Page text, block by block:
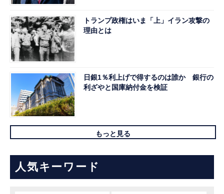
トランプ政権はいま「上」イラン攻撃の
理由とは
日銀1％利上げで得するのは誰か 銀行の
利ざやと国庫納付金を検証
もっと見る
人気キーワード